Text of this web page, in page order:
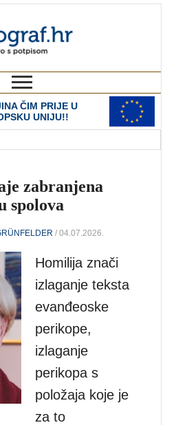
ČIM PRIJE U
UNIJU!!
zabranjena
spolova
/ 04.07.2026.
Homilija znači
izlaganje teksta
evanđeoske
perikope,
izlaganje
perikopa s
položaja koje je
za to